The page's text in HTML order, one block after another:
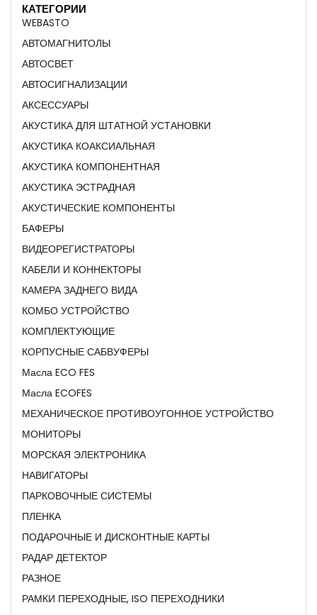
КАТЕГОРИИ
WEBASTO
АВТОМАГНИТОЛЫ
АВТОСВЕТ
АВТОСИГНАЛИЗАЦИИ
АКСЕССУАРЫ
АКУСТИКА ДЛЯ ШТАТНОЙ УСТАНОВКИ
АКУСТИКА КОАКСИАЛЬНАЯ
АКУСТИКА КОМПОНЕНТНАЯ
АКУСТИКА ЭСТРАДНАЯ
АКУСТИЧЕСКИЕ КОМПОНЕНТЫ
БАФЕРЫ
ВИДЕОРЕГИСТРАТОРЫ
КАБЕЛИ И КОННЕКТОРЫ
КАМЕРА ЗАДНЕГО ВИДА
КОМБО УСТРОЙСТВО
КОМПЛЕКТУЮЩИЕ
КОРПУСНЫЕ САБВУФЕРЫ
Масла ECO FES
Масла ECOFES
МЕХАНИЧЕСКОЕ ПРОТИВОУГОННОЕ УСТРОЙСТВО
МОНИТОРЫ
МОРСКАЯ ЭЛЕКТРОНИКА
НАВИГАТОРЫ
ПАРКОВОЧНЫЕ СИСТЕМЫ
ПЛЕНКА
ПОДАРОЧНЫЕ И ДИСКОНТНЫЕ КАРТЫ
РАДАР ДЕТЕКТОР
РАЗНОЕ
РАМКИ ПЕРЕХОДНЫЕ, ISO ПЕРЕХОДНИКИ